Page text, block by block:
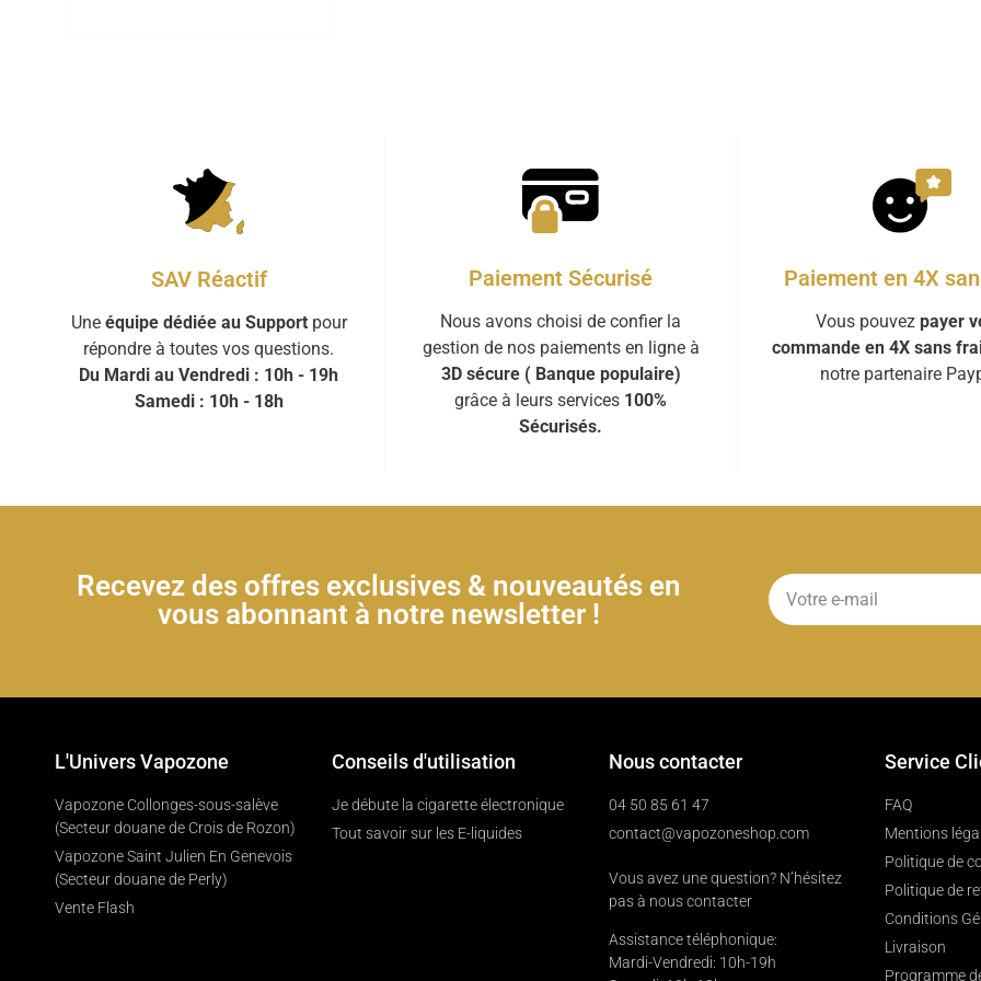
SAV Réactif
Une équipe dédiée au Supportpour
répondre à toutes vos questions.
Du Mardi au Vendredi : 10h - 19h
Samedi : 10h - 18h
Paiement Sécurisé
Nous avons choisi de confier la
gestion de nos paiements en ligne à
3D sécure ( Banque populaire)
grâce à leurs services 100%
Sécurisés.
Paiement en 4X
Vous pouvez payer
commande en 4X sans
notre partenaire
Recevez des offres exclusives & nouveautés en
vous abonnant à notre newsletter !
L'Univers Vapozone
Vapozone Collonges-sous-salève
(Secteur douane de Crois de Rozon)
Vapozone Saint Julien En Genevois
(Secteur douane de Perly)
Vente Flash
Conseils d'utilisation
Je débute la cigarette électronique
Tout savoir sur les E-liquides
Nous contacter
04 50 85 61 47
contact@vapozoneshop.com
Vous avez une question? N’hésitez
pas à nous contacter
Assistance téléphonique:
Mardi-Vendredi: 10h-19h
Service
FAQ
Mentions
Politique de
Politique de
Conditions
Livraison
Programme